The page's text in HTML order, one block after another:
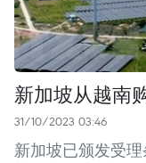
新加坡从越南
31/10/2023 03:46
新加坡已颁发受